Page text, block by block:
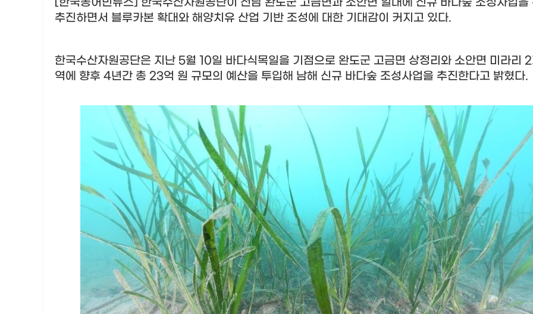
추진하면서 블루카본 확대와 해양치유 산업 기반 조성에 대한 기대감이 커지고 있다.
한국수산자원공단은 지난 5월 10일 바다식목일을 기점으로 완도군 고금면 상정리와 소안면 미라리 2
역에 향후 4년간 총 23억 원 규모의 예산을 투입해 남해 신규 바다숲 조성사업을 추진한다고 밝혔다.